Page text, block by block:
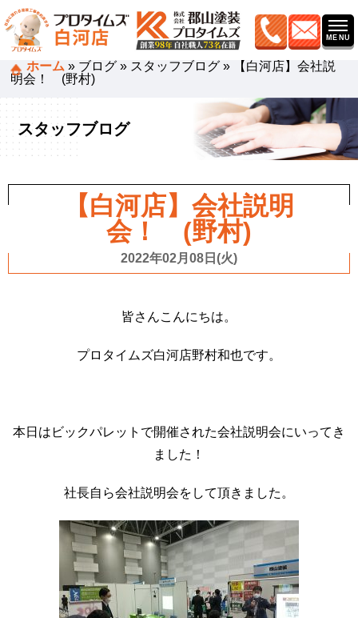
ホーム » ブログ » スタッフブログ »
【白河店】会社説
明会！ (野村)
スタッフブログ
【白河店】会社説明
会！ (野村)
2022年02月08日(火)
皆さんこんにちは。
プロタイムズ白河店野村和也です。
本日はビックパレットで開催された会社説明会にいってき
ました！
社長自ら会社説明会をして頂きました。